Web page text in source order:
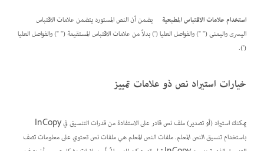
استخدام علامات الاقتباس المطبعية
يضمن أن النص المستورد يتضمن علامات الاقتباس
اليسرى واليمنى (" ") والفواصل العليا (') بدلاً من علامات الاقتباس المستقيمة (" ") والفواصل العليا
(').
خيارات استيراد نص ذو علامات تمييز
يمكنك استيراد (أو تصدير) ملف نص قادر على الاستفادة من قدرات التنسيق في InCopy
باستخدام تنسيقالنص المعلم. ملفات النص المعلم هي ملفات نص تحتوي على معلومات تصف